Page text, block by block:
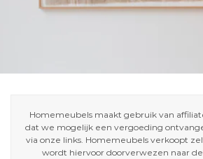
Homemeubels maakt gebruik van
dat we mogelijk een vergoeding
via onze links. Homemeubels verkoopt
wordt hiervoor doorverwezen naar